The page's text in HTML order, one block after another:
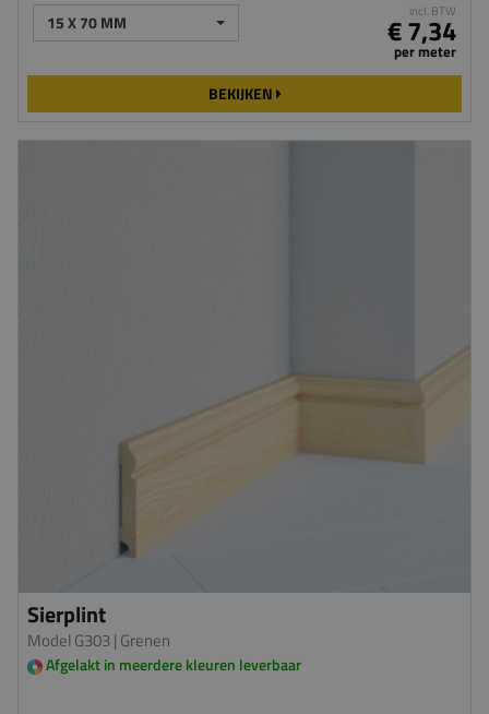
15 X 70 MM incl. BTW
€ 7,34
per meter
BEKIJKEN
Sierplint
Model G303 | Grenen
Afgelakt in meerdere kleuren leverbaar